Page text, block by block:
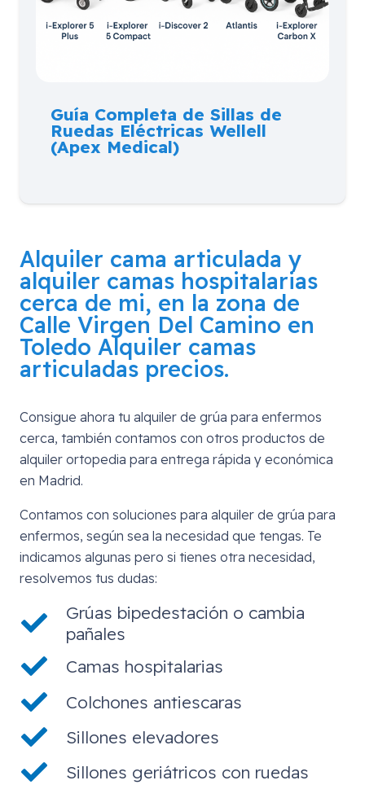
Guía Completa de Sillas de
Ruedas Eléctricas Wellell
(Apex Medical)
Alquiler cama articulada y
alquiler camas hospitalarias
cerca de mi, en la zona de
Calle Virgen Del Camino en
Toledo Alquiler camas
articuladas precios.
Consigue ahora tu alquiler de grúa para enfermos
cerca, también contamos con otros productos de
alquiler ortopedia para entrega rápida y económica
en Madrid.
Contamos con soluciones para alquiler de grúa para
enfermos, según sea la necesidad que tengas. Te
indicamos algunas pero si tienes otra necesidad,
resolvemos tus dudas:
Grúas bipedestación o cambia
pañales
Camas hospitalarias
Colchones antiescaras
Sillones elevadores
Sillones geriátricos con ruedas